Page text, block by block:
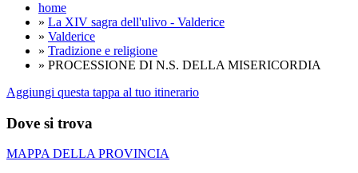
home
» La XIV sagra dell'ulivo - Valderice
» Valderice
» Tradizione e religione
» PROCESSIONE DI N.S. DELLA MISERICORDIA
Aggiungi questa tappa al tuo itinerario
Dove si trova
MAPPA DELLA PROVINCIA